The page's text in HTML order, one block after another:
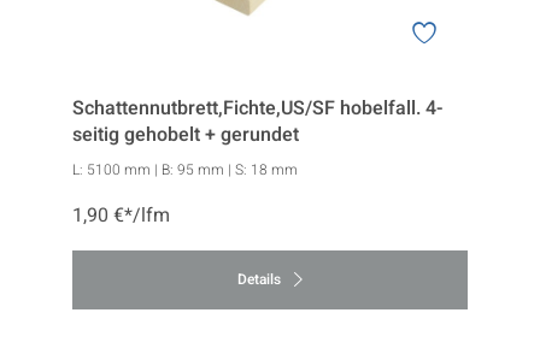
Schattennutbrett,Fichte,US/SF hobelfall. 4-
seitig gehobelt + gerundet
L: 5100 mm | B: 95 mm | S: 18 mm
1,90 €*/lfm
Details